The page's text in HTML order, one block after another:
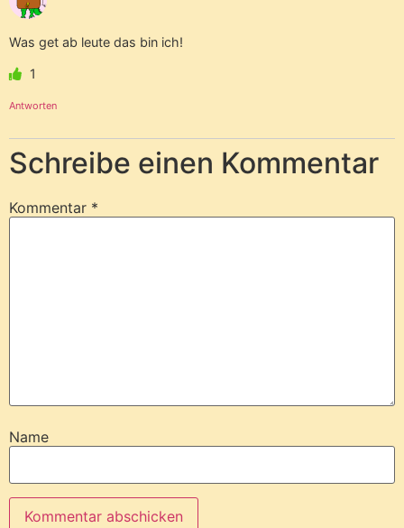
Was get ab leute das bin ich!
1
Antworten
Schreibe einen Kommentar
Kommentar *
Name